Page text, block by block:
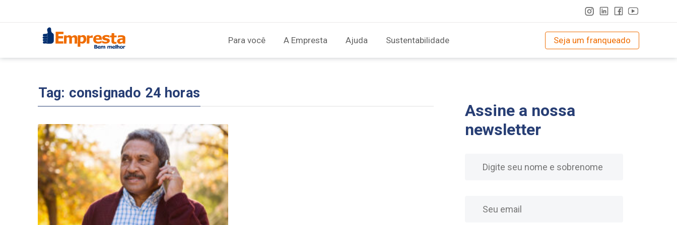
Para você A Empresta Ajuda Sustentabilidade Seja um franqueado
Tag: consignado 24 horas
Assine a nossa
newsletter